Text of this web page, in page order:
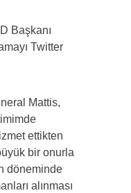
Başkanı
Twitter
Mattis,
ettikten
bir onurla
döneminde
alınması